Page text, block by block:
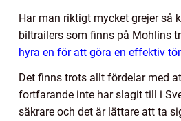
Har man riktigt mycket grejer så
biltrailers som finns på Mohlins
hyra en för att göra en effektiv
Det finns trots allt fördelar med
fortfarande inte har slagit till i
säkrare och det är lättare att ta